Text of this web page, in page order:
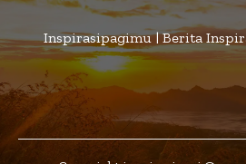
Inspirasipagimu | Berita